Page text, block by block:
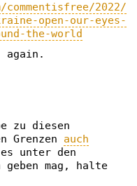
2022/
open-our-eyes-
the-world
again.
zu diesen
Grenzen auch
unter den
geben mag, halte